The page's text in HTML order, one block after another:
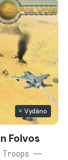
Vydáno
Folvos
Troops —